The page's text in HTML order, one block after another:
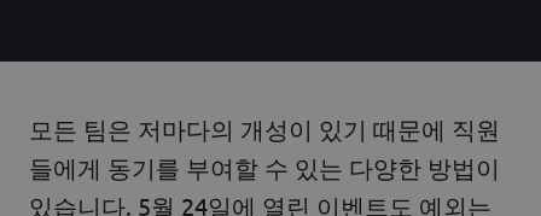
모든 팀은 저마다의 개성이 있기 때문에 직원
들에게 동기를 부여할 수 있는 다양한 방법이
있습니다. 5월 24일에 열린 이벤트도 예외는